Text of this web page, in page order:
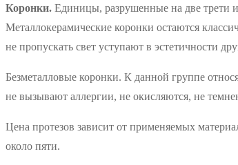
Коронки. Единицы, разрушенные на две трети
Металлокерамические коронки остаются
не пропускать свет уступают в эстетичности
Безметалловые коронки. К данной группе
не вызывают аллергии, не окисляются, не
Цена протезов зависит от применяемых
около пяти.